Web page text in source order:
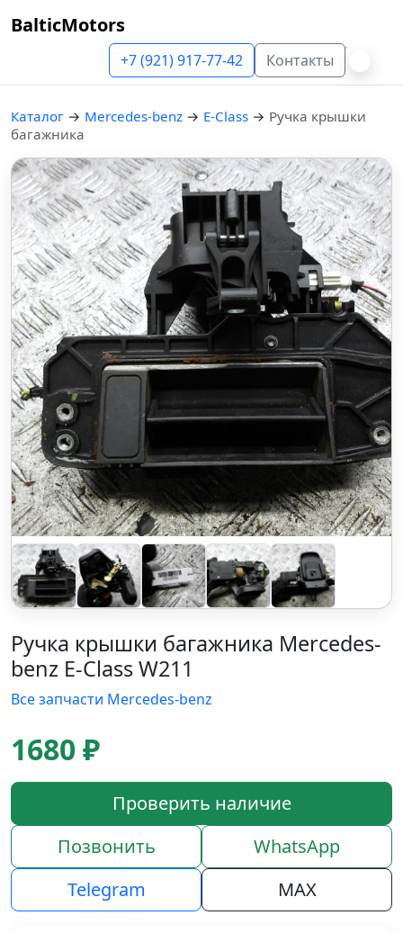
BalticMotors
+7 (921) 917-77-42 Контакты
Каталог → Mercedes-benz → E-Class → Ручка крышки
багажника
Ручка крышки багажника Mercedes-
benz E-Class W211
Все запчасти Mercedes-benz
1680 ₽
Проверить наличие
Позвонить
WhatsApp
Telegram
MAX